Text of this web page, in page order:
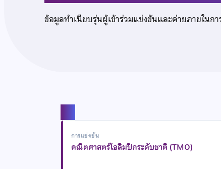
ข้อมูลทำเนียบรุ่นผู้เข้าร่วมแข่งขันและค่ายภายในก
การแข่งขัน
คณิตศาสตร์โอลิมปิกระดับชาติ (TMO)